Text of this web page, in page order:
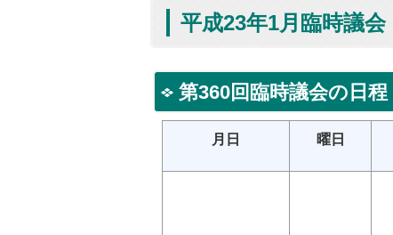
平成23年1月臨時議会
第360回臨時議会の日程
月日 曜日